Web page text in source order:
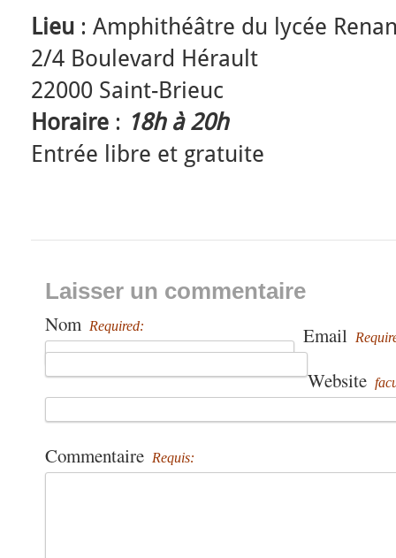
Lieu : Amphithéâtre du lycée
2/4 Boulevard Hérault
22000 Saint-Brieuc
Horaire : 18h à 20h
Entrée libre et gratuite
Laisser un commentaire
Nom Required: Email
Website
Commentaire Requis: